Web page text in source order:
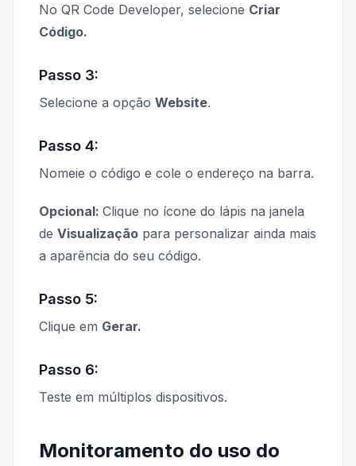
No QR Code Developer, selecione Criar
Código.
Passo 3:
Selecione a opção Website.
Passo 4:
Nomeie o código e cole o endereço na barra.
Opcional: Clique no ícone do lápis na janela
de Visualização para personalizar ainda mais
a aparência do seu código.
Passo 5:
Clique em Gerar.
Passo 6:
Teste em múltiplos dispositivos.
Monitoramento do uso do